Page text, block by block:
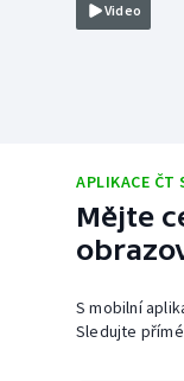
Video
APLIKACE ČT
Mějte
S mobilní
Sledujte